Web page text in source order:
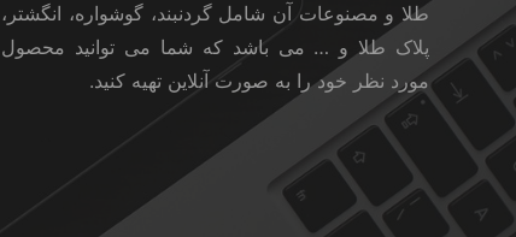
طلا و مصنوعات آن شامل گردنبند، گوشواره، انگشتر،
پلاک طلا و … می باشد که شما می توانید محصول
مورد نظر خود را به صورت آنلاین تهیه کنید.